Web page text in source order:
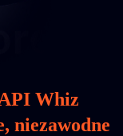
Whiz
niezawodne